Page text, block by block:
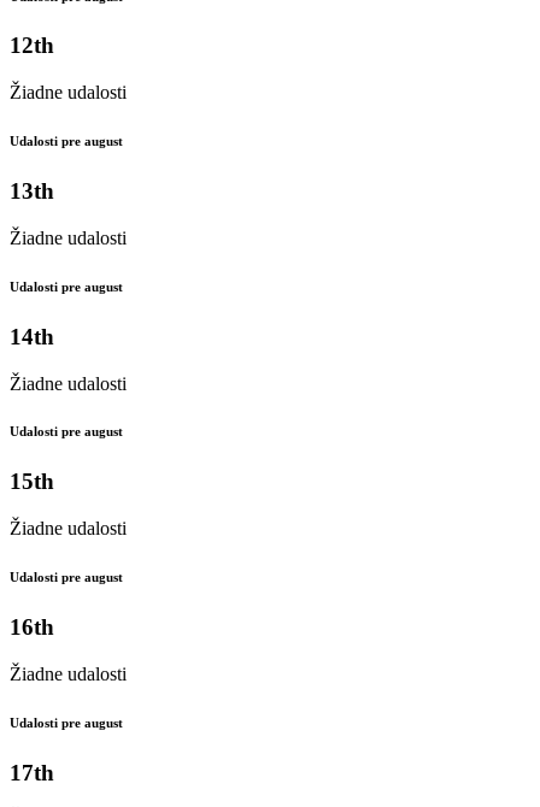
12th
Žiadne udalosti
Udalosti pre august
13th
Žiadne udalosti
Udalosti pre august
14th
Žiadne udalosti
Udalosti pre august
15th
Žiadne udalosti
Udalosti pre august
16th
Žiadne udalosti
Udalosti pre august
17th